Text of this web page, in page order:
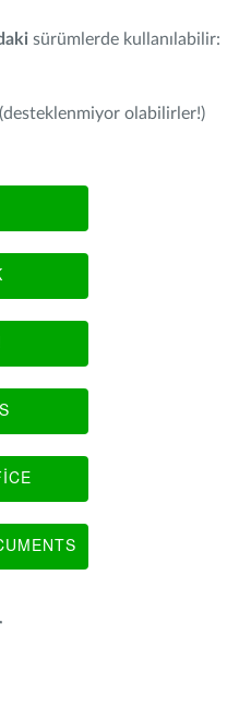
sürümlerde kullanılabilir:
olabilirler!)